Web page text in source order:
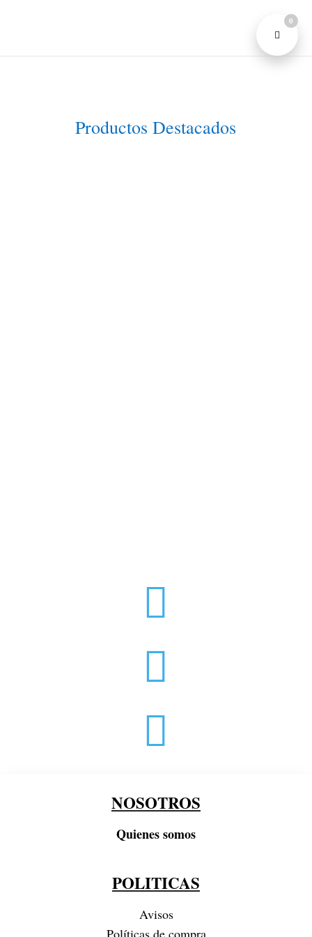
Productos Destacados



NOSOTROS
Quienes somos
POLITICAS
Avisos
Políticas de compra
0